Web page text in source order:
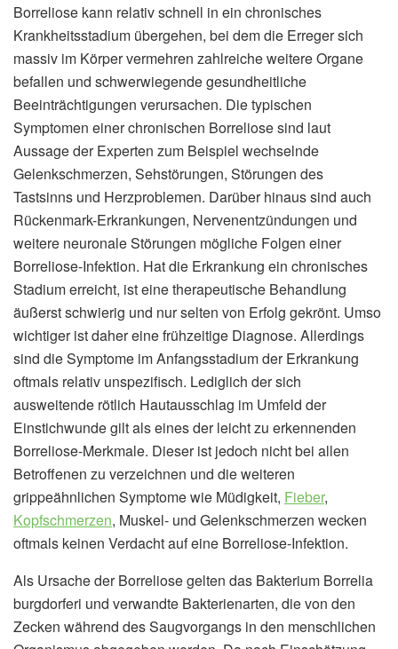
Borreliose kann relativ schnell in ein chronisches
Krankheitsstadium übergehen, bei dem die Erreger sich
massiv im Körper vermehren zahlreiche weitere Organe
befallen und schwerwiegende gesundheitliche
Beeinträchtigungen verursachen. Die typischen
Symptomen einer chronischen Borreliose sind laut
Aussage der Experten zum Beispiel wechselnde
Gelenkschmerzen, Sehstörungen, Störungen des
Tastsinns und Herzproblemen. Darüber hinaus sind auch
Rückenmark-Erkrankungen, Nervenentzündungen und
weitere neuronale Störungen mögliche Folgen einer
Borreliose-Infektion. Hat die Erkrankung ein chronisches
Stadium erreicht, ist eine therapeutische Behandlung
äußerst schwierig und nur selten von Erfolg gekrönt. Umso
wichtiger ist daher eine frühzeitige Diagnose. Allerdings
sind die Symptome im Anfangsstadium der Erkrankung
oftmals relativ unspezifisch. Lediglich der sich
ausweitende rötlich Hautausschlag im Umfeld der
Einstichwunde gilt als eines der leicht zu erkennenden
Borreliose-Merkmale. Dieser ist jedoch nicht bei allen
Betroffenen zu verzeichnen und die weiteren
grippeähnlichen Symptome wie Müdigkeit, Fieber,
Kopfschmerzen, Muskel- und Gelenkschmerzen wecken
oftmals keinen Verdacht auf eine Borreliose-Infektion.
Als Ursache der Borreliose gelten das Bakterium Borrelia
burgdorferi und verwandte Bakterienarten, die von den
Zecken während des Saugvorgangs in den menschlichen